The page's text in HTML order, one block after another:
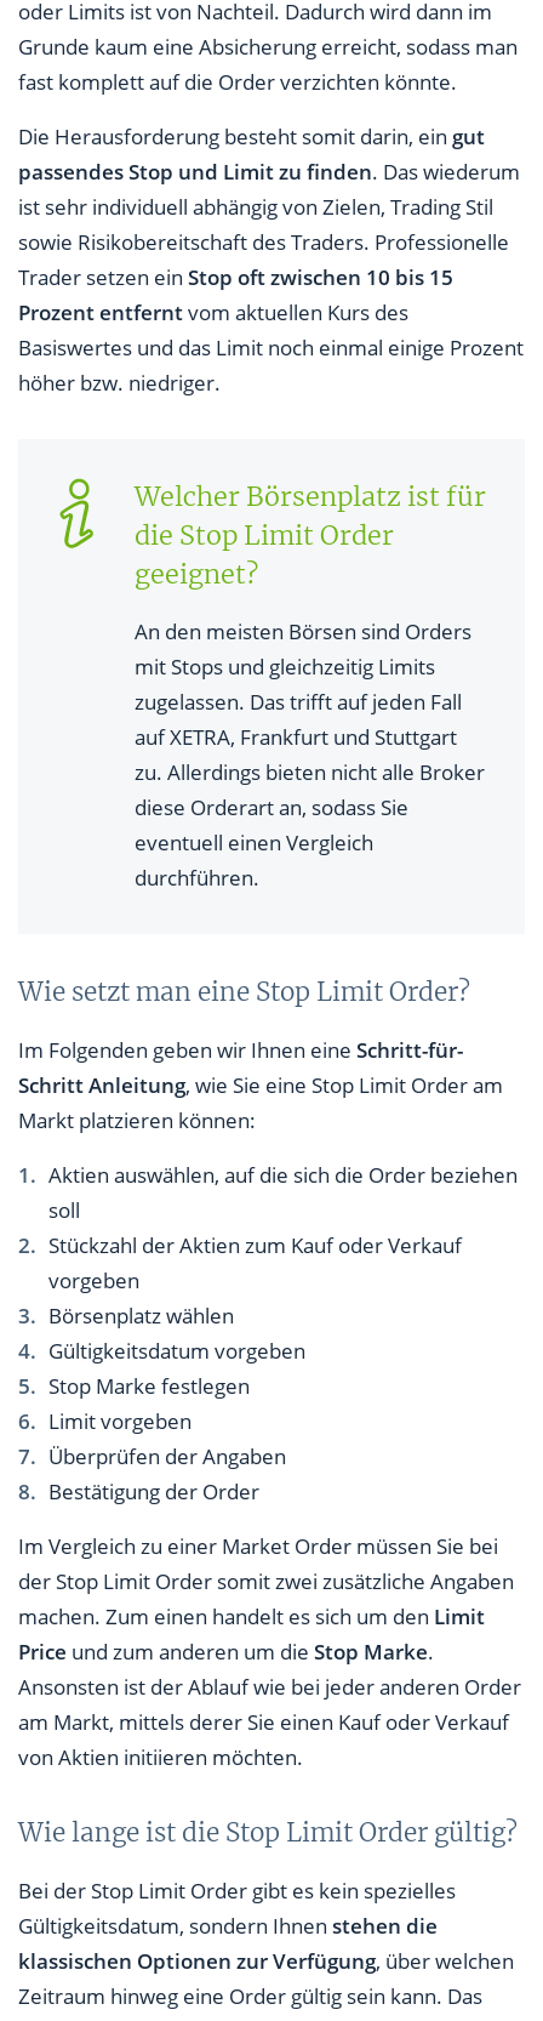
oder Limits ist von Nachteil. Dadurch wird dann im
Grunde kaum eine Absicherung erreicht, sodass man
fast komplett auf die Order verzichten könnte.
Die Herausforderung besteht somit darin, ein gut
passendes Stop und Limit zu finden. Das wiederum
ist sehr individuell abhängig von Zielen, Trading Stil
sowie Risikobereitschaft des Traders. Professionelle
Trader setzen ein Stop oft zwischen 10 bis 15
Prozent entferntvom aktuellen Kurs des
Basiswertes und das Limit noch einmal einige Prozent
höher bzw. niedriger.
Welcher Börsenplatz ist für
die Stop Limit Order
geeignet?
An den meisten Börsen sind Orders
mit Stops und gleichzeitig Limits
zugelassen. Das trifft auf jeden Fall
auf XETRA, Frankfurt und Stuttgart
zu. Allerdings bieten nicht alle Broker
diese Orderart an, sodass Sie
eventuell einen Vergleich
durchführen.
Wie setzt man eine Stop Limit Order?
Im Folgenden geben wir Ihnen eine Schritt-für-
Schritt Anleitung, wie Sie eine Stop Limit Order am
Markt platzieren können:
Aktien auswählen, auf die sich die Order beziehen
soll
Stückzahl der Aktien zum Kauf oder Verkauf
vorgeben
Börsenplatz wählen
Gültigkeitsdatum vorgeben
Stop Marke festlegen
Limit vorgeben
Überprüfen der Angaben
Bestätigung der Order
Im Vergleich zu einer Market Order müssen Sie bei
der Stop Limit Order somit zwei zusätzliche Angaben
machen. Zum einen handelt es sich um den Limit
Price und zum anderen um die Stop Marke.
Ansonsten ist der Ablauf wie bei jeder anderen Order
am Markt, mittels derer Sie einen Kauf oder Verkauf
von Aktien initiieren möchten.
Wie lange ist die Stop Limit Order gültig?
Bei der Stop Limit Order gibt es kein spezielles
Gültigkeitsdatum, sondern Ihnen stehen die
klassischen Optionen zur Verfügung, über welchen
Zeitraum hinweg eine Order gültig sein kann. Das